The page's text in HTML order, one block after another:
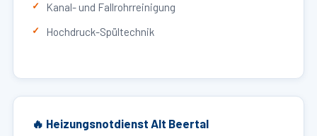
Kanal- und Fallrohrreinigung
Hochdruck-Spültechnik
🔥 Heizungsnotdienst Alt Beertal